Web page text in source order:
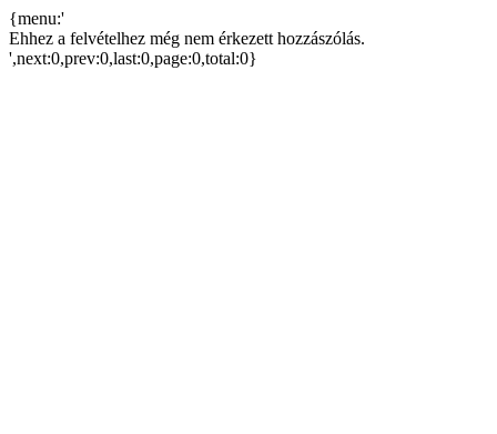
{menu:'
Ehhez a felvételhez még nem érkezett hozzászólás.
',next:0,prev:0,last:0,page:0,total:0}